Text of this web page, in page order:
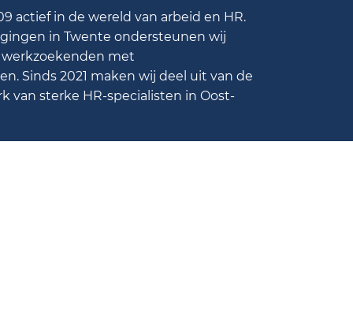
actief in de wereld van arbeid en HR.
in Twente ondersteunen wij
met
Sinds 2021 maken wij deel uit van de
van sterke HR-specialisten in Oost-